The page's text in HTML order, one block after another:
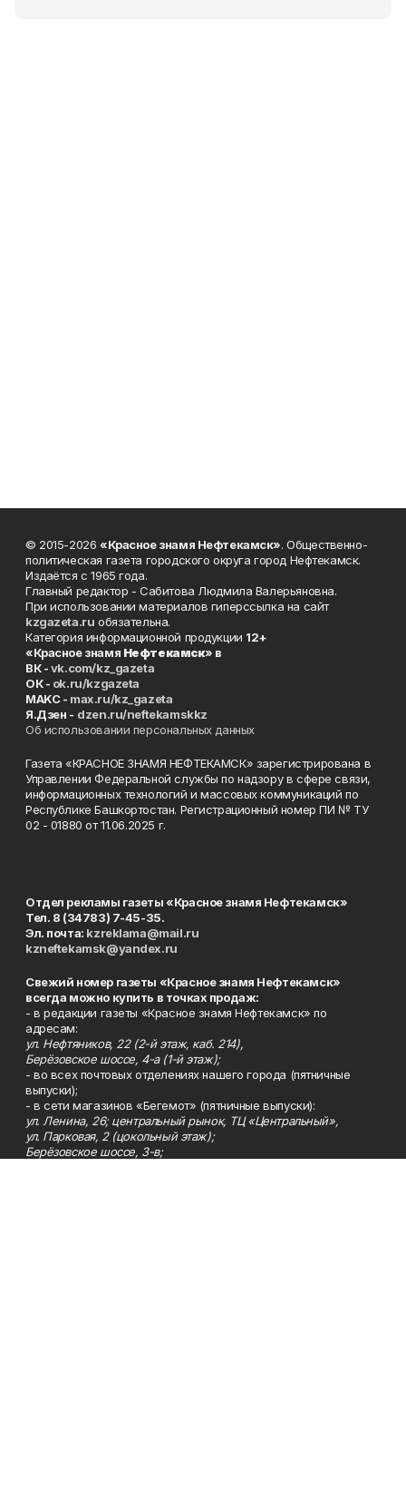
© 2015-2026 «Красное знамя Нефтекамск». Общественно-
политическая газета городского округа город Нефтекамск.
Издаётся с 1965 года.
Главный редактор - Сабитова Людмила Валерьяновна.
При использовании материалов гиперссылка на сайт
kzgazeta.ru обязательна.
Категория информационной продукции 12+
«Красное знамя Нефтекамск» в
ВК -vk.com/kz_gazeta
ОК - ok.ru/kzgazeta
MAKC - max.ru/kz_gazeta
Я.Дзен - dzen.ru/neftekamskkz
Об использовании персональных данных
Газета «КРАСНОЕ ЗНАМЯ НЕФТЕКАМСК» зарегистрирована в
Управлении Федеральной службы по надзору в сфере связи,
информационных технологий и массовых коммуникаций по
Республике Башкортостан. Регистрационный номер ПИ № ТУ
02 - 01880 от 11.06.2025 г.
Отдел рекламы газеты «Красное знамя Нефтекамск»
Тел. 8 (34783) 7-45-35.
Эл. почта: kzreklama@mail.ru
kzneftekamsk@yandex.ru
Свежий номер газеты «Красное знамя Нефтекамск»
всегда можно купить в точках продаж:
- в редакции газеты «Красное знамя Нефтекамск» по
адресам:
ул. Нефтяников, 22 (2-й этаж, каб. 214),
Берёзовское шоссе, 4-а (1-й этаж);
- во всех почтовых отделениях нашего города (пятничные
выпуски);
- в сети магазинов «Бегемот» (пятничные выпуски):
ул. Ленина, 26; центральный рынок, ТЦ «Центральный»,
ул. Парковая, 2 (цокольный этаж);
Берёзовское шоссе, 3-в;